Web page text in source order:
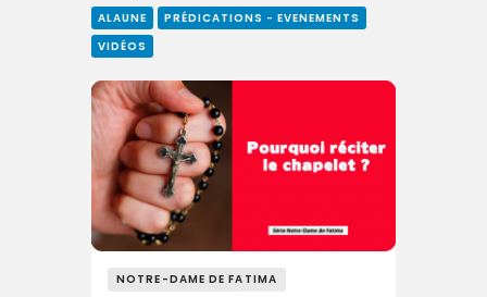
ALAUNE
PRÉDICATIONS - EVENEMENTS
VIDÉOS
NOTRE-DAME DE FATIMA